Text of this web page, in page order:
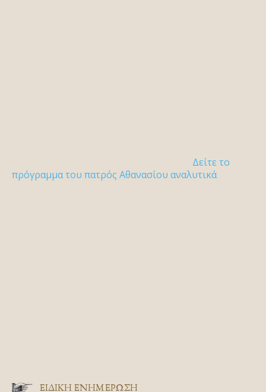
Δείτε το
πρόγραμμα του πατρός Αθανασίου αναλυτικά
ΕΙΔΙΚΉ ΕΝΗΜΈΡΩΣΗ